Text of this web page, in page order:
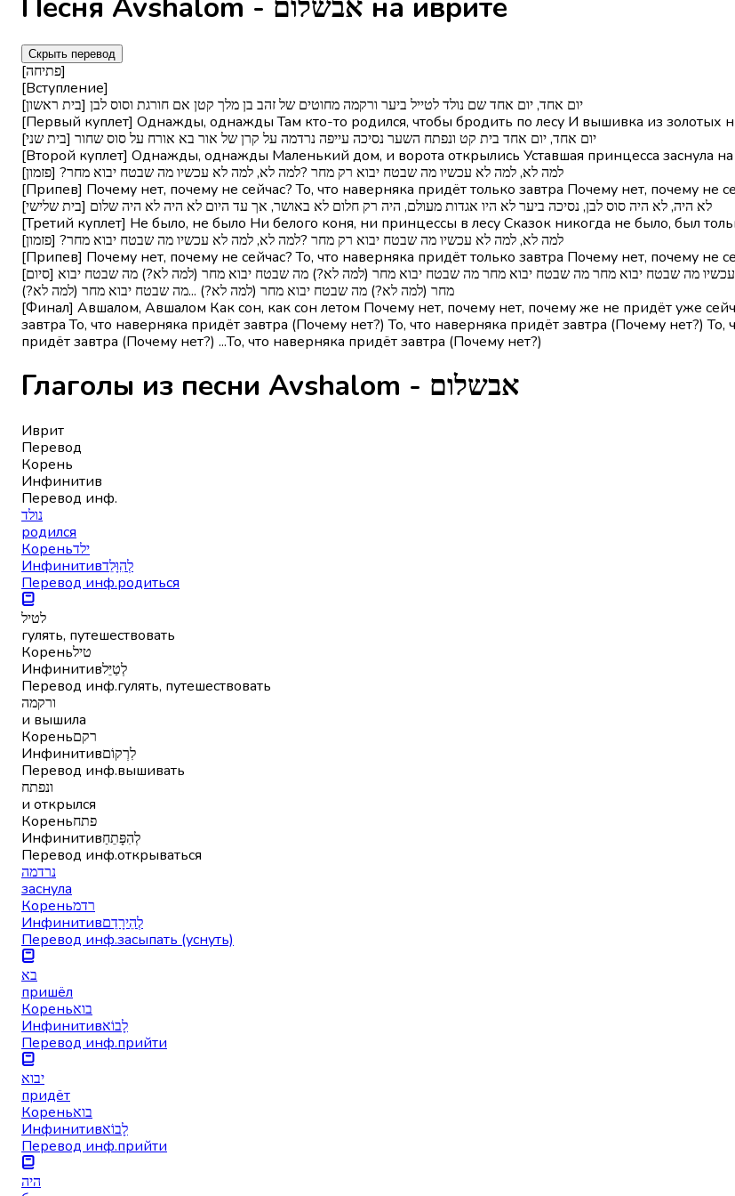
Песня Avshalom - אבשלום на иврите
Скрыть перевод
[פתיחה]
[Вступление]
[בית ראשון] יום אחד, יום אחד שם נולד לטייל ביער ורקמה מחוטים של זהב בן מלך קטן אם חורגת וסוס לבן
[Первый куплет] Однажды, однажды Там кто-то родился, чтобы бродить по лесу И вышивка из
[בית שני] יום אחד, יום אחד בית קט ונפתח השער נסיכה עייפה נרדמה על קרן של אור בא אורח על סוס שחור
[Второй куплет] Однажды, однажды Маленький дом, и ворота открылись Уставшая принцесса заснула
[פזמון] ?למה לא, למה לא עכשיו מה שבטח יבוא רק מחר ?למה לא, למה לא עכשיו מה שבטח יבוא מחר
[Припев] Почему нет, почему не сейчас? То, что наверняка придёт только завтра Почему нет, почему не
[בית שלישי] לא היה, לא היה סוס לבן, נסיכה ביער לא היו אגדות מעולם, היה רק חלום לא באושר, אך עד היום לא היה לא היה שלום
[Третий куплет] Не было, не было Ни белого коня, ни принцессы в лесу Сказок никогда не было, был
[פזמון] ?למה לא, למה לא עכשיו מה שבטח יבוא רק מחר ?למה לא, למה לא עכשיו מה שבטח יבוא מחר
[Припев] Почему нет, почему не сейчас? То, что наверняка придёт только завтра Почему нет, почему не
[סיום] אבשלום, אבשלום כמו חלום, כמו חלום בקיץ ?למה לא, למה לא, למה לא יבוא כבר עכשיו מה שבטח יבוא מחר מה שבטח יבוא מחר מה שבטח יבוא מחר (למה לא?) מה שבטח יבוא מחר (למה לא?) מה שבטח יבוא
מחר (למה לא?) מה שבטח יבוא מחר (למה לא?) ...מה שבטח יבוא מחר (למה לא?)
[Финал] Авшалом, Авшалом Как сон, как сон летом Почему нет, почему нет, почему же не придёт уже
завтра То, что наверняка придёт завтра (Почему нет?) То, что наверняка придёт завтра (Почему нет?)
придёт завтра (Почему нет?) ...То, что наверняка придёт завтра (Почему нет?)
Глаголы из песни Avshalom - אבשלום
Иврит
Перевод
Корень
Инфинитив
Перевод инф.
נולד
родился
Кореньילד
Инфинитивלְהִוָּלֵד
Перевод инф.родиться
לטיל
гулять, путешествовать
Кореньטיל
Инфинитивלְטַיֵּל
Перевод инф.гулять, путешествовать
ורקמה
и вышила
Кореньרקם
Инфинитивלִרְקוֹם
Перевод инф.вышивать
ונפתח
и открылся
Кореньפתח
Инфинитивלְהִפָּתֵחַ
Перевод инф.открываться
נרדמה
заснула
Кореньרדמ
Инфинитивלְהֵירָדֵם
Перевод инф.засыпать (уснуть)
בא
пришёл
Кореньבוא
Инфинитивלָבוֹא
Перевод инф.прийти
יבוא
придёт
Кореньבוא
Инфинитивלָבוֹא
Перевод инф.прийти
היה